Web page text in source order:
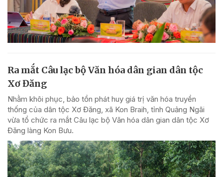
Ra mắt Câu lạc bộ Văn hóa dân gian dân tộc
Xơ Đăng
Nhằm khôi phục, bảo tồn phát huy giá trị văn hóa truyền
thống của dân tộc Xơ Đăng, xã Kon Braih, tỉnh Quảng Ngãi
vừa tổ chức ra mắt Câu lạc bộ Văn hóa dân gian dân tộc Xơ
Đăng làng Kon Bưu.